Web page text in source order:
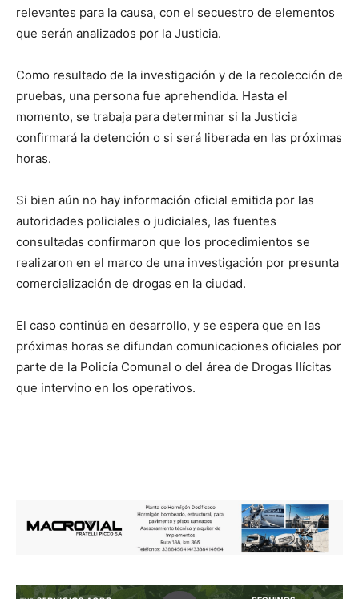
relevantes para la causa, con el secuestro de elementos
que serán analizados por la Justicia.
Como resultado de la investigación y de la recolección de
pruebas, una persona fue aprehendida. Hasta el
momento, se trabaja para determinar si la Justicia
confirmará la detención o si será liberada en las próximas
horas.
Si bien aún no hay información oficial emitida por las
autoridades policiales o judiciales, las fuentes
consultadas confirmaron que los procedimientos se
realizaron en el marco de una investigación por presunta
comercialización de drogas en la ciudad.
El caso continúa en desarrollo, y se espera que en las
próximas horas se difundan comunicaciones oficiales por
parte de la Policía Comunal o del área de Drogas Ilícitas
que intervino en los operativos.